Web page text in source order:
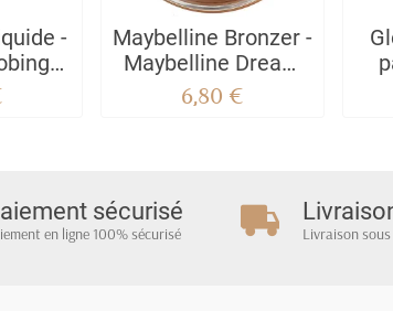
-
Maybelline Bronzer -
Maybelline Dream
Sun Polvos
Bronceadores
6,80 €
sécurisé
en ligne 100% sécurisé Livraison